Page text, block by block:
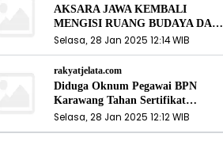
AKSARA JAWA KEMBALI
MENGISI RUANG BUDAYA DAN
SITUS LELUHUR NUSANTARA
Selasa, 28 Jan 2025 12:14 WIB
rakyatjelata.com
Diduga Oknum Pegawai BPN
Karawang Tahan Sertifikat
Pemohon PTSL
Selasa, 28 Jan 2025 12:12 WIB